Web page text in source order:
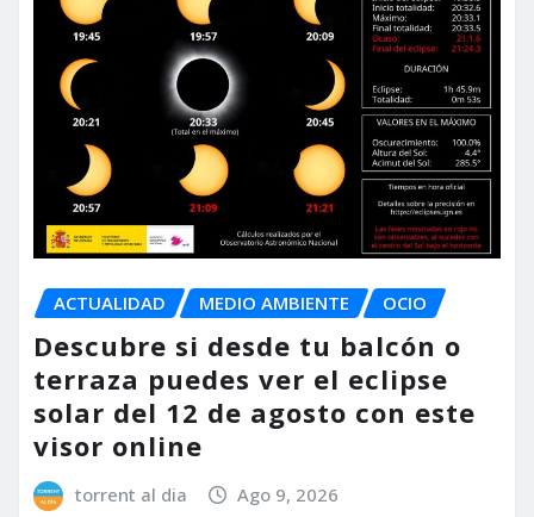
ACTUALIDAD MEDIO AMBIENTE OCIO
Descubre si desde tu balcón o
terraza puedes ver el eclipse
solar del 12 de agosto con este
visor online
torrent al dia Ago 9, 2026